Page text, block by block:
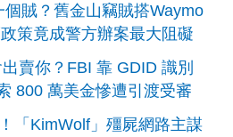
賊？舊金山竊賊搭Waymo
策竟成警方辦案最大阻礙
賣你？FBI 靠 GDID 識別
800 萬美金慘遭引渡受審
「KimWolf」殭屍網路主謀